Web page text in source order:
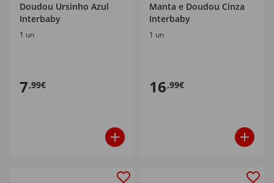
Doudou Ursinho Azul
Interbaby
1 un
7,99€
Manta e Doudou Cinza
Interbaby
1 un
16,99€